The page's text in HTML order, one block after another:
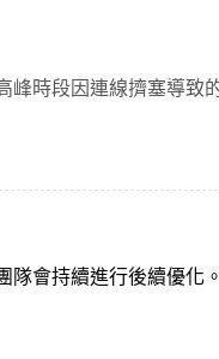
時段因連線擠塞導致
隊會持續進行後續優化。